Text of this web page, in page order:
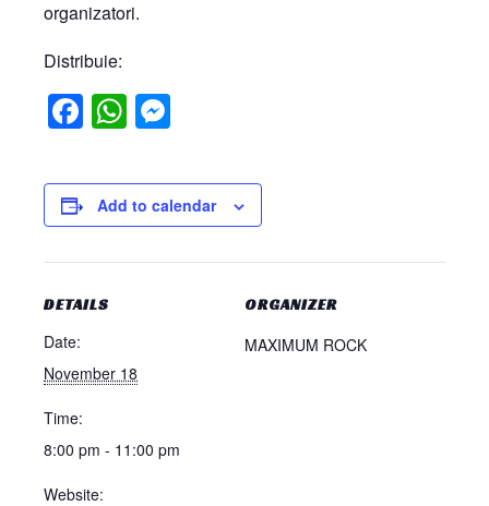
organizatori.
Distribuie:
Facebook
WhatsApp
Add to calendar
DETAILS
Date:
November 18
Time:
8:00 pm - 11:00 pm
Website:
ORGANIZER
MAXIMUM ROCK